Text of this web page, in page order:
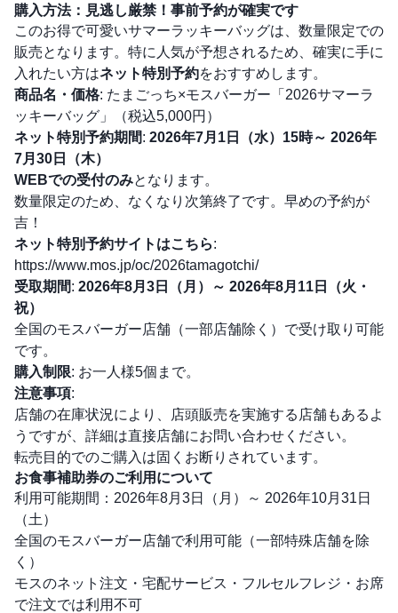
購入方法：見逃し厳禁！事前予約が確実です
このお得で可愛いサマーラッキーバッグは、数量限定での
販売となります。特に人気が予想されるため、確実に手に
入れたい方はネット特別予約をおすすめします。
商品名・価格: たまごっち×モスバーガー「2026サマーラ
ッキーバッグ」（税込5,000円）
ネット特別予約期間: 2026年7月1日（水）15時～ 2026年
7月30日（木）
WEBでの受付のみとなります。
数量限定のため、なくなり次第終了です。早めの予約が
吉！
ネット特別予約サイトはこちら:
https://www.mos.jp/oc/2026tamagotchi/
受取期間: 2026年8月3日（月）～ 2026年8月11日（火・
祝）
全国のモスバーガー店舗（一部店舗除く）で受け取り可能
です。
購入制限: お一人様5個まで。
注意事項:
店舗の在庫状況により、店頭販売を実施する店舗もあるよ
うですが、詳細は直接店舗にお問い合わせください。
転売目的でのご購入は固くお断りされています。
お食事補助券のご利用について
利用可能期間：2026年8月3日（月）～ 2026年10月31日
（土）
全国のモスバーガー店舗で利用可能（一部特殊店舗を除
く）
モスのネット注文・宅配サービス・フルセルフレジ・お席
で注文では利用不可